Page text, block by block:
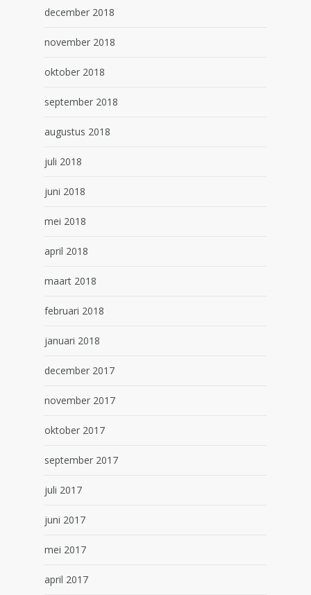
december 2018
november 2018
oktober 2018
september 2018
augustus 2018
juli 2018
juni 2018
mei 2018
april 2018
maart 2018
februari 2018
januari 2018
december 2017
november 2017
oktober 2017
september 2017
juli 2017
juni 2017
mei 2017
april 2017